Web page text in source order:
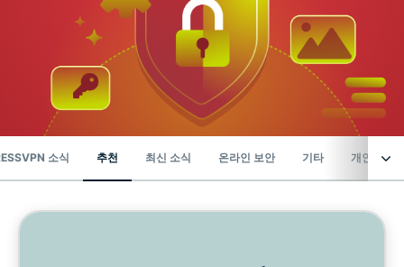
소식 추천 최신 소식 온라인 보안 기타 개인정보
사이버보안